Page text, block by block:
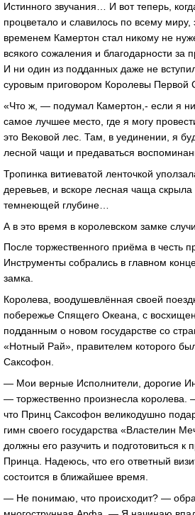
Истинного звучания… И вот теперь,
процветало и славилось по всему миру,
временем Камертон стал никому не
всякого сожаления и благодарности за
И ни один из подданных даже не
суровым приговором Королевы Первой
«Что ж, — подумал Камертон,- если я
самое лучшее место, где я могу
это Вековой лес. Там, в уединении, я
лесной чащи и предаваться
Тропинка витиеватой ленточкой
деревьев, и вскоре лесная чаща скрыла
темнеющей глубине…
А в это время в королевском замке
После торжественного приёма в честь
Инструменты собрались в главном
замка.
Королева, воодушевлённая своей
побережье Спящего Океана, с
подданным о новом государстве со
«Нотный Рай», правителем которого
Саксофон.
— Мои верные Исполнители, дорогие
— торжественно произнесла королева.
что Принц Саксофон великодушно
гимн своего государства «Властелин
должны его разучить и подготовиться к
Принца. Надеюсь, что его ответный
состоится в ближайшее время.
— Не понимаю, что происходит? —